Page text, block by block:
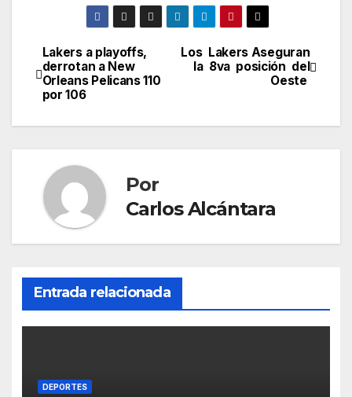
Navegación
de
entradas
Los Lakers Aseguran
la 8va posición del
Oeste
Lakers a playoffs,
derrotan a New
Orleans Pelicans 110
por 106
Por
Carlos Alcántara
Entrada relacionada
DEPORTES